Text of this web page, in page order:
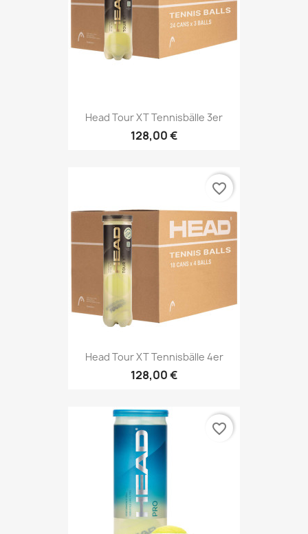
Head Tour XT Tennisbälle 3er
128,00 €
Head Tour XT Tennisbälle 4er
128,00 €
favorite_border
favorite_border